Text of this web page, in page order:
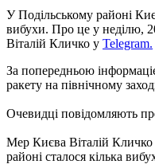
У Подільському районі
вибухи. Про це у неділю,
Віталій Кличко у Telegram.
За попередньою
ракету на північному
Очевидці повідомляють
Мер Києва Віталій
районі сталося кілька